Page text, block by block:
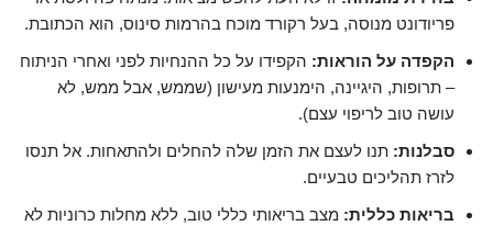
פריודונט מנוסה, בעל רקורד מוכח בהרמות סינוס, הוא הכתובת.
הקפדה על הוראות: הקפידו על כל ההנחיות לפני ואחרי הניתוח
– תרופות, היגיינה, הימנעות מעישון (שממש, אבל ממש, לא
עושה טוב לריפוי עצם).
סבלנות: תנו לעצם את הזמן שלה להחלים ולהתאחות. אל תנסו
לזרז תהליכים טבעיים.
בריאות כללית: מצב בריאותי כללי טוב, ללא מחלות כרוניות לא